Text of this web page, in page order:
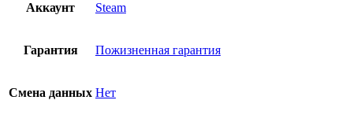
Аккаунт Steam
Гарантия Пожизненная гарантия
Смена данных Нет